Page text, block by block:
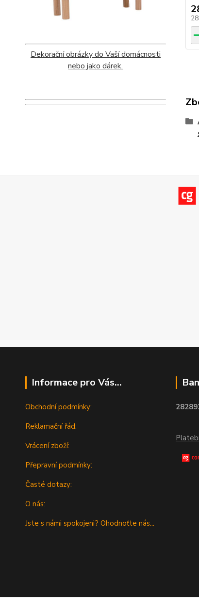
Dekorační obrázky do Vaší domácnosti
nebo jako dárek.
Informace pro Vás...
Obchodní podmínky:
Reklamační řád:
Vrácení zboží:
Přepravní podmínky:
Časté dotazy:
O nás:
Jste s námi spokojeni? Ohodnoťte nás...